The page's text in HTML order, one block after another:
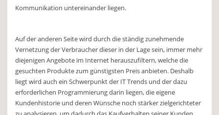
Kommunikation untereinander liegen.
Auf der anderen Seite wird durch die ständig zunehmende
Vernetzung der Verbraucher dieser in der Lage sein, immer mehr
diejenigen Angebote im Internet herauszufiltern, welche die
gesuchten Produkte zum günstigsten Preis anbieten. Deshalb
liegt wird auch ein Schwerpunkt der IT Trends und der dazu
erforderlichen Programmierung darin liegen, die eigene
Kundenhistorie und deren Wünsche noch stärker zielgerichteter